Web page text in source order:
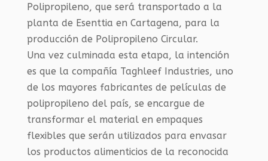
Polipropileno, que será transportado a la
planta de Esenttia en Cartagena, para la
producción de Polipropileno Circular.
Una vez culminada esta etapa, la intención
es que la compañía Taghleef Industries, uno
de los mayores fabricantes de películas de
polipropileno del país, se encargue de
transformar el material en empaques
flexibles que serán utilizados para envasar
los productos alimenticios de la reconocida